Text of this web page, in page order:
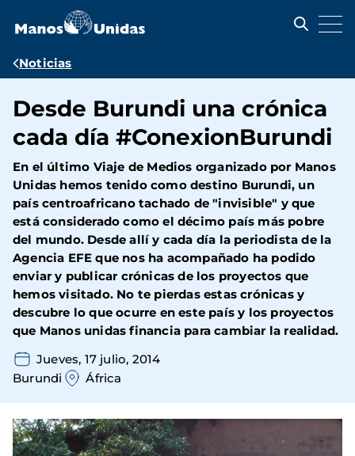
contenido
Ruta
navegación
Noticias
Desde Burundi una crónica
cada día #ConexionBurundi
En el último Viaje de Medios organizado por Manos
Unidas hemos tenido como destino Burundi, un
país centroafricano tachado de "invisible" y que
está considerado como el décimo país más pobre
del mundo. Desde allí y cada día la periodista de la
Agencia EFE que nos ha acompañado ha podido
enviar y publicar crónicas de los proyectos que
hemos visitado. No te pierdas estas crónicas y
descubre lo que ocurre en este país y los proyectos
que Manos unidas financia para cambiar la realidad.
Jueves, 17 julio, 2014
Burundi
África